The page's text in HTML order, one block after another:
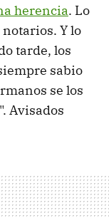
herencia. Lo
notarios. Y lo
tarde, los
sabio
se los
Avisados